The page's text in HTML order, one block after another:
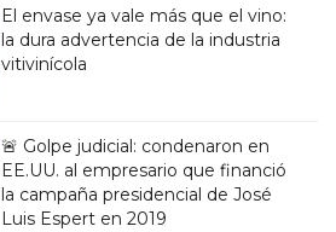
El envase ya vale más que el vino:
la dura advertencia de la industria
vitivinícola
🚨 Golpe judicial: condenaron en
EE.UU. al empresario que financió
la campaña presidencial de José
Luis Espert en 2019